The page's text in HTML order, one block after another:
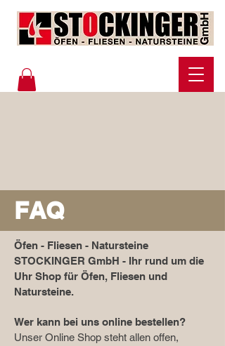
FAQ
Öfen - Fliesen - Natursteine
STOCKINGER GmbH - Ihr rund um die
Uhr Shop für Öfen, Fliesen und
Natursteine.
Wer kann bei uns online bestellen?
Unser Online Shop steht allen offen,